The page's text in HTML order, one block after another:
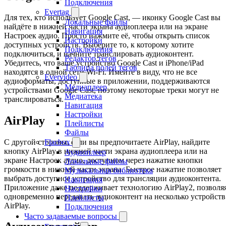
Подключения
Evertag
Локальные файлы
Навигация
Настройки
Подключения
Редактор тегов
Таблица полей тегов
Evervideo
Медиаплеер
Медиатека
Навигация
Настройки
Плейлисты
Файлы
Flacbox
Аудиоплеер
Локальные файлы
Музыкальная библиотека
Навигация
Настройки
Плейлисты
Подключения
Часто задаваемые вопросы
Для тех, кто использует Google Cast, — иконку Google Cast вы
найдёте в нижней части экрана аудиоплеера или на экране
Настроек аудио. Просто нажмите её, чтобы открыть список
доступных устройств. Выберите то, к которому хотите
подключиться, и начните транслировать аудиоконтент.
Убедитесь, что ваше устройство Google Cast и iPhone/iPad
находятся в одной сети Wi-Fi. Имейте в виду, что не все
аудиоформаты, доступные в приложении, поддерживаются
устройствами Google Cast, поэтому некоторые треки могут не
транслироваться.
AirPlay
С другой стороны, если вы предпочитаете AirPlay, найдите
кнопку AirPlay в нижней части экрана аудиоплеера или на
экране Настроек аудио, доступном через нажатие кнопки
громкости в нижней части экрана. Быстрое нажатие позволяет
выбрать доступное устройство для трансляции аудиоконтента.
Приложение даже поддерживает технологию AirPlay2,
одновременно передавать аудиоконтент на несколько устройств
AirPlay.